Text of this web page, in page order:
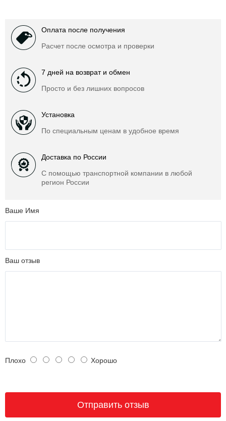
Оплата после получения
Расчет после осмотра и проверки
7 дней на возврат и обмен
Просто и без лишних вопросов
Установка
По специальным ценам в удобное время
Доставка по России
С помощью транспортной компании в любой
регион России
Ваше Имя
Ваш отзыв
Плохо Хорошо